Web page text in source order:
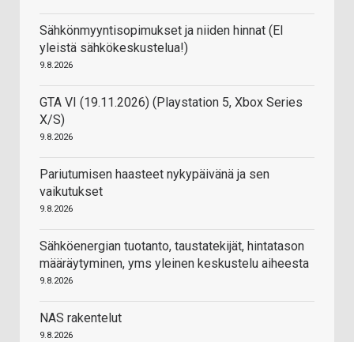
Sähkönmyyntisopimukset ja niiden hinnat (EI
yleistä sähkökeskustelua!)
9.8.2026
GTA VI (19.11.2026) (Playstation 5, Xbox Series
X/S)
9.8.2026
Pariutumisen haasteet nykypäivänä ja sen
vaikutukset
9.8.2026
Sähköenergian tuotanto, taustatekijät, hintatason
määräytyminen, yms yleinen keskustelu aiheesta
9.8.2026
NAS rakentelut
9.8.2026